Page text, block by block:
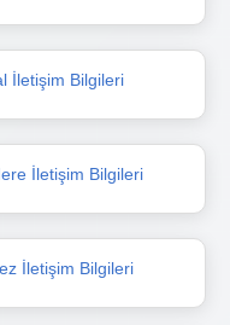
İletişim Bilgileri
İletişim Bilgileri
İletişim Bilgileri